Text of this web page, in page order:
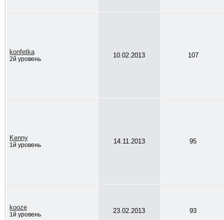
konfetka
2й уровень 10.02.2013 107
Kenny
1й уровень 14.11.2013 95
kooze
1й уровень 23.02.2013 93